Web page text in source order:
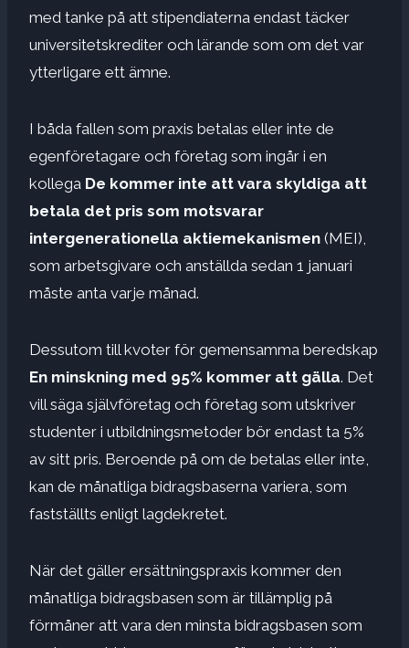
med tanke på att stipendiaterna endast täcker
universitetskrediter och lärande som om det var
ytterligare ett ämne.
I båda fallen som praxis betalas eller inte de
egenföretagare och företag som ingår i en
kollega De kommer inte att vara skyldiga att
betala det pris som motsvarar
intergenerationella aktiemekanismen (MEI),
som arbetsgivare och anställda sedan 1 januari
måste anta varje månad.
Dessutom till kvoter för gemensamma beredskap
En minskning med 95% kommer att gälla. Det
vill säga självföretag och företag som utskriver
studenter i utbildningsmetoder bör endast ta 5%
av sitt pris. Beroende på om de betalas eller inte,
kan de månatliga bidragsbaserna variera, som
fastställts enligt lagdekretet.
När det gäller ersättningspraxis kommer den
månatliga bidragsbasen som är tillämplig på
förmåner att vara den minsta bidragsbasen som